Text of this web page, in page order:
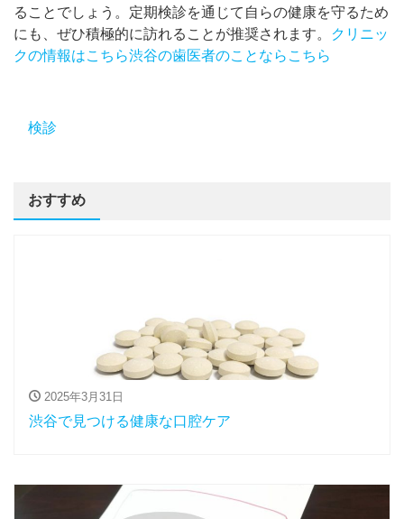
ることでしょう。定期検診を通じて自らの健康を守るため
にも、ぜひ積極的に訪れることが推奨されます。
クリニッ
クの情報はこちら渋谷の歯医者のことならこちら
検診
おすすめ
2025年3月31日
渋谷で見つける健康な口腔ケア